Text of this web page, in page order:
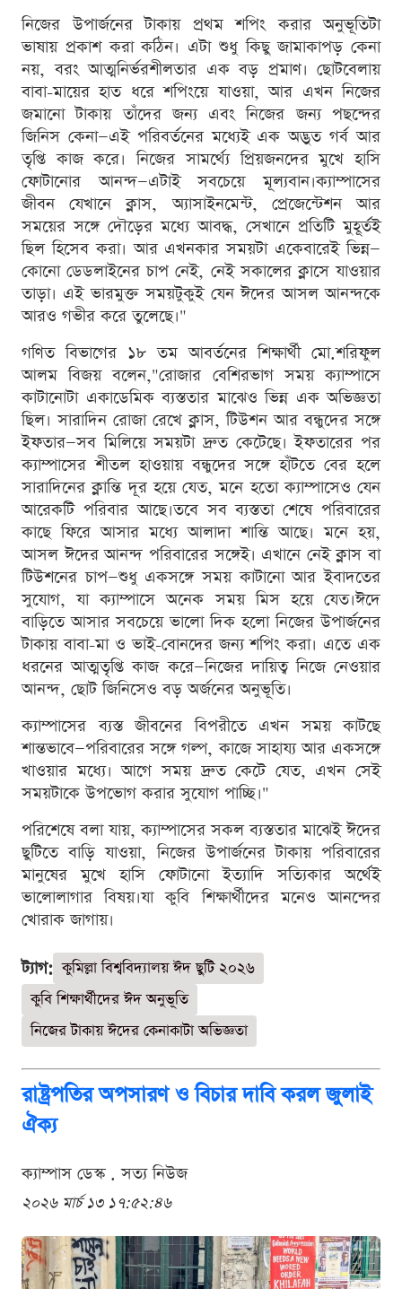
নিজের উপার্জনের টাকায় প্রথম শপিং করার অনুভূতিটা
ভাষায় প্রকাশ করা কঠিন। এটা শুধু কিছু জামাকাপড় কেনা
নয়, বরং আত্মনির্ভরশীলতার এক বড় প্রমাণ। ছোটবেলায়
বাবা-মায়ের হাত ধরে শপিংয়ে যাওয়া, আর এখন নিজের
জমানো টাকায় তাঁদের জন্য এবং নিজের জন্য পছন্দের
জিনিস কেনা—এই পরিবর্তনের মধ্যেই এক অদ্ভুত গর্ব আর
তৃপ্তি কাজ করে। নিজের সামর্থ্যে প্রিয়জনদের মুখে হাসি
ফোটানোর আনন্দ—এটাই সবচেয়ে মূল্যবান।ক্যাম্পাসের
জীবন যেখানে ক্লাস, অ্যাসাইনমেন্ট, প্রেজেন্টেশন আর
সময়ের সঙ্গে দৌড়ের মধ্যে আবদ্ধ, সেখানে প্রতিটি মুহূর্তই
ছিল হিসেব করা। আর এখনকার সময়টা একেবারেই ভিন্ন—
কোনো ডেডলাইনের চাপ নেই, নেই সকালের ক্লাসে যাওয়ার
তাড়া। এই ভারমুক্ত সময়টুকুই যেন ঈদের আসল আনন্দকে
আরও গভীর করে তুলেছে।"
গণিত বিভাগের ১৮ তম আবর্তনের শিক্ষার্থী মো.শরিফুল
আলম বিজয় বলেন,"রোজার বেশিরভাগ সময় ক্যাম্পাসে
কাটানোটা একাডেমিক ব্যস্ততার মাঝেও ভিন্ন এক অভিজ্ঞতা
ছিল। সারাদিন রোজা রেখে ক্লাস, টিউশন আর বন্ধুদের সঙ্গে
ইফতার—সব মিলিয়ে সময়টা দ্রুত কেটেছে। ইফতারের পর
ক্যাম্পাসের শীতল হাওয়ায় বন্ধুদের সঙ্গে হাঁটতে বের হলে
সারাদিনের ক্লান্তি দূর হয়ে যেত, মনে হতো ক্যাম্পাসেও যেন
আরেকটি পরিবার আছে।তবে সব ব্যস্ততা শেষে পরিবারের
কাছে ফিরে আসার মধ্যে আলাদা শান্তি আছে। মনে হয়,
আসল ঈদের আনন্দ পরিবারের সঙ্গেই। এখানে নেই ক্লাস বা
টিউশনের চাপ—শুধু একসঙ্গে সময় কাটানো আর ইবাদতের
সুযোগ, যা ক্যাম্পাসে অনেক সময় মিস হয়ে যেত।ঈদে
বাড়িতে আসার সবচেয়ে ভালো দিক হলো নিজের উপার্জনের
টাকায় বাবা-মা ও ভাই-বোনদের জন্য শপিং করা। এতে এক
ধরনের আত্মতৃপ্তি কাজ করে—নিজের দায়িত্ব নিজে নেওয়ার
আনন্দ, ছোট জিনিসেও বড় অর্জনের অনুভূতি।
ক্যাম্পাসের ব্যস্ত জীবনের বিপরীতে এখন সময় কাটছে
শান্তভাবে—পরিবারের সঙ্গে গল্প, কাজে সাহায্য আর একসঙ্গে
খাওয়ার মধ্যে। আগে সময় দ্রুত কেটে যেত, এখন সেই
সময়টাকে উপভোগ করার সুযোগ পাচ্ছি।"
পরিশেষে বলা যায়, ক্যাম্পাসের সকল ব্যস্ততার মাঝেই ঈদের
ছুটিতে বাড়ি যাওয়া, নিজের উপার্জনের টাকায় পরিবারের
মানুষের মুখে হাসি ফোটানো ইত্যাদি সত্যিকার অর্থেই
ভালোলাগার বিষয়।যা কুবি শিক্ষার্থীদের মনেও আনন্দের
খোরাক জাগায়।
ট্যাগ: কুমিল্লা বিশ্ববিদ্যালয় ঈদ ছুটি ২০২৬
কুবি শিক্ষার্থীদের ঈদ অনুভূতি
নিজের টাকায় ঈদের কেনাকাটা অভিজ্ঞতা
রাষ্ট্রপতির অপসারণ ও বিচার দাবি করল জুলাই
ঐক্য
ক্যাম্পাস ডেস্ক . সত্য নিউজ
২০২৬ মার্চ ১৩ ১৭:৫২:৪৬